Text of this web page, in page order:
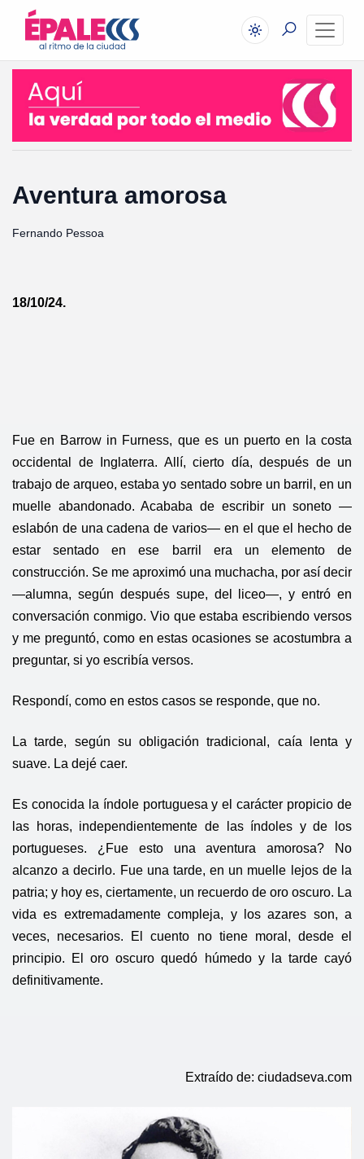
Aventura amorosa
Fernando Pessoa
18/10/24.
Fue en Barrow in Furness, que es un puerto en la costa
occidental de Inglaterra. Allí, cierto día, después de un
trabajo de arqueo, estaba yo sentado sobre un barril, en un
muelle abandonado. Acababa de escribir un soneto —
eslabón de una cadena de varios— en el que el hecho de
estar sentado en ese barril era un elemento de
construcción. Se me aproximó una muchacha, por así decir
—alumna, según después supe, del liceo—, y entró en
conversación conmigo. Vio que estaba escribiendo versos
y me preguntó, como en estas ocasiones se acostumbra a
preguntar, si yo escribía versos.
Respondí, como en estos casos se responde, que no.
La tarde, según su obligación tradicional, caía lenta y
suave. La dejé caer.
Es conocida la índole portuguesa y el carácter propicio de
las horas, independientemente de las índoles y de los
portugueses. ¿Fue esto una aventura amorosa? No
alcanzo a decirlo. Fue una tarde, en un muelle lejos de la
patria; y hoy es, ciertamente, un recuerdo de oro oscuro. La
vida es extremadamente compleja, y los azares son, a
veces, necesarios. El cuento no tiene moral, desde el
principio. El oro oscuro quedó húmedo y la tarde cayó
definitivamente.
Extraído de: ciudadseva.com